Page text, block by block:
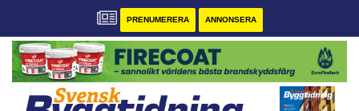
PRENUMERERA ANNONSERA